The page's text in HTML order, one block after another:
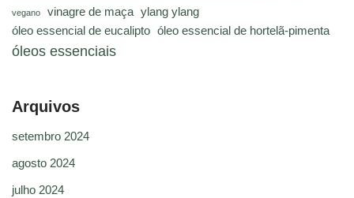
vegano vinagre de maça ylang ylang
óleo essencial de eucalipto óleo essencial de hortelã-pimenta
óleos essenciais
Arquivos
setembro 2024
agosto 2024
julho 2024